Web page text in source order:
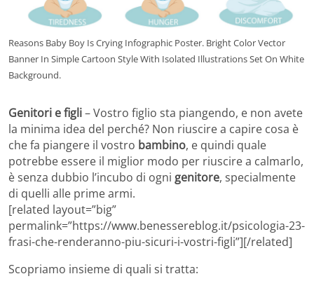
Reasons Baby Boy Is Crying Infographic Poster. Bright Color Vector
Banner In Simple Cartoon Style With Isolated Illustrations Set On White
Background.
Genitori e figli– Vostro figlio sta piangendo, e non avete
la minima idea del perché? Non riuscire a capire cosa è
che fa piangere il vostro bambino, e quindi quale
potrebbe essere il miglior modo per riuscire a calmarlo,
è senza dubbio l’incubo di ogni genitore, specialmente
di quelli alle prime armi.
[related layout=”big”
permalink=”https://www.benessereblog.it/psicologia-23-
frasi-che-renderanno-piu-sicuri-i-vostri-figli”][/related]
Scopriamo insieme di quali si tratta: